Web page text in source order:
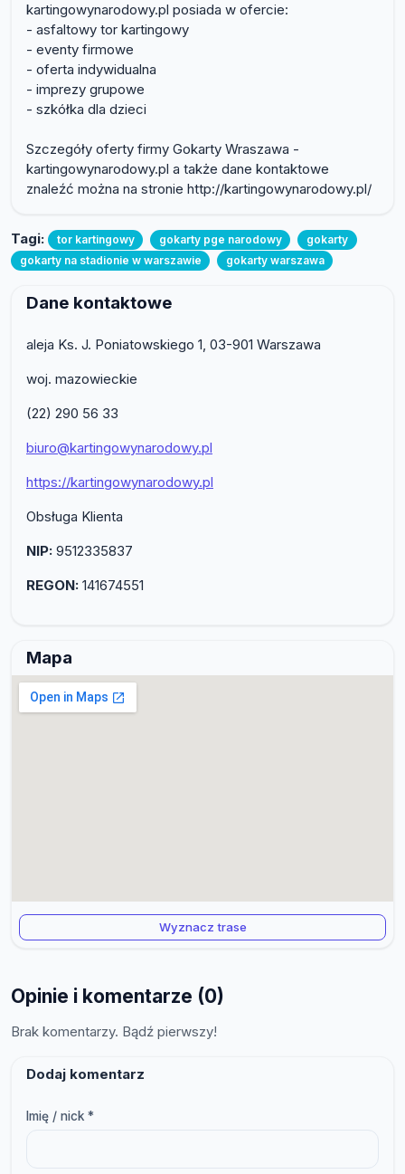
kartingowynarodowy.pl posiada w ofercie:
- asfaltowy tor kartingowy
- eventy firmowe
- oferta indywidualna
- imprezy grupowe
- szkółka dla dzieci
Szczegóły oferty firmy Gokarty Wraszawa -
kartingowynarodowy.pl a także dane kontaktowe
znaleźć można na stronie http://kartingowynarodowy.pl/
Tagi: tor kartingowy gokarty pge narodowy
gokarty
gokarty na stadionie w warszawie
gokarty warszawa
Dane kontaktowe
aleja Ks. J. Poniatowskiego 1, 03-901 Warszawa
woj. mazowieckie
(22) 290 56 33
biuro@kartingowynarodowy.pl
https://kartingowynarodowy.pl
Obsługa Klienta
NIP: 9512335837
REGON: 141674551
Mapa
Wyznacz trase
Opinie i komentarze (0)
Brak komentarzy. Bądź pierwszy!
Dodaj komentarz
Imię / nick *